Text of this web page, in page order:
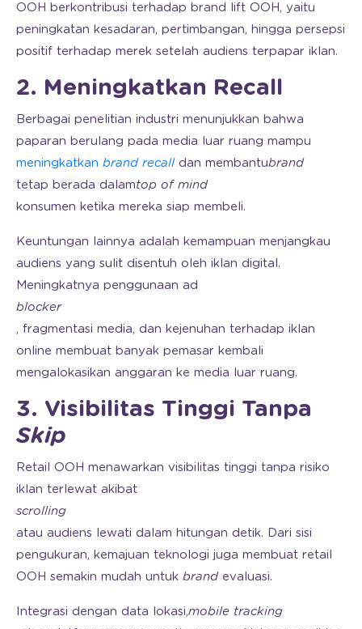
OOH berkontribusi terhadap brand lift OOH, yaitu
peningkatan kesadaran, pertimbangan, hingga persepsi
positif terhadap merek setelah audiens terpapar iklan.
2. Meningkatkan Recall
Berbagai penelitian industri menunjukkan bahwa
paparan berulang pada media luar ruang mampu
meningkatkan brand recall dan membantubrand
tetap berada dalamtop of mind
konsumen ketika mereka siap membeli.
Keuntungan lainnya adalah kemampuan menjangkau
audiens yang sulit disentuh oleh iklan digital.
Meningkatnya penggunaan ad
blocker
, fragmentasi media, dan kejenuhan terhadap iklan
online membuat banyak pemasar kembali
mengalokasikan anggaran ke media luar ruang.
3. Visibilitas Tinggi Tanpa
Skip
Retail OOH menawarkan visibilitas tinggi tanpa risiko
iklan terlewat akibat
scrolling
atau audiens lewati dalam hitungan detik. Dari sisi
pengukuran, kemajuan teknologi juga membuat retail
OOH semakin mudah untuk brand evaluasi.
Integrasi dengan data lokasi,mobile tracking